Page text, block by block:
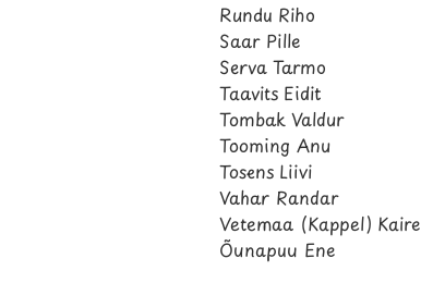
Rundu Riho
Saar Pille
Serva Tarmo
Taavits Eidit
Tombak Valdur
Tooming Anu
Tosens Liivi
Vahar Randar
Vetemaa (Kappel) Kaire
Õunapuu Ene